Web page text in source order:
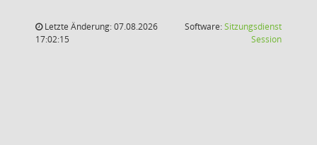
Letzte Änderung: 07.08.2026
17:02:15
Software:Sitzungsdienst
Session(Wird in